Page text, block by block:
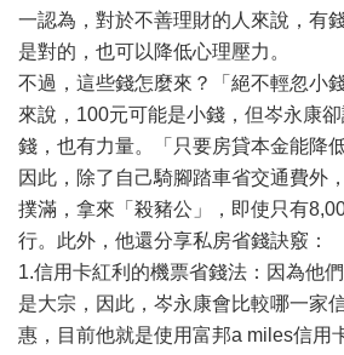
一認為，對於不善理財的人來說，有
是對的，也可以降低心理壓力。
不過，這些錢怎麼來？「絕不輕忽小
來說，100元可能是小錢，但岑永康
錢，也有力量。「只要房貸本金能降
因此，除了自己騎腳踏車省交通費外
撲滿，拿來「殺豬公」，即使只有
行。此外，他還分享私房省錢訣竅：
1.信用卡紅利的機票省錢法：因為他
是大宗，因此，岑永康會比較哪一家
惠，目前他就是使用富邦a miles信用